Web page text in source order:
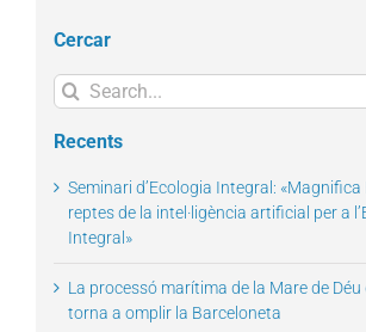
Cercar
Search
for:
Recents
Seminari d’Ecologia Integral:
reptes de la intel·ligència artificial per a
Integral»
La processó marítima de la Mare de Déu
torna a omplir la Barceloneta